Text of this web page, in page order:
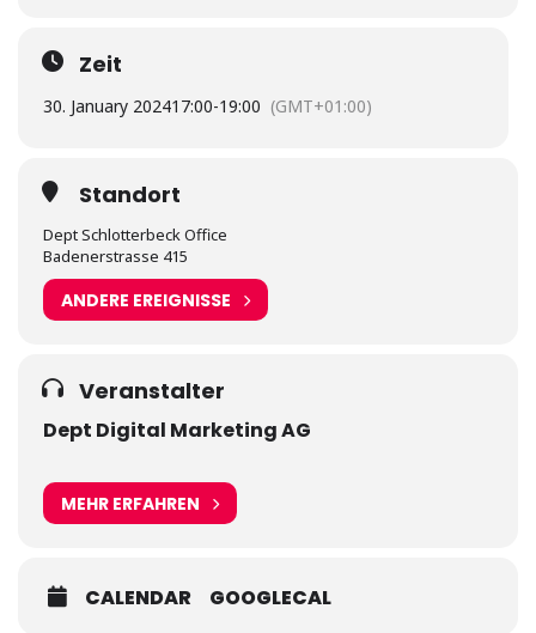
Zeit
30. January 202417:00-19:00 (GMT+01:00)
Standort
Dept Schlotterbeck Office
Badenerstrasse 415
ANDERE EREIGNISSE
Veranstalter
Dept Digital Marketing AG
MEHR ERFAHREN
CALENDAR GOOGLECAL